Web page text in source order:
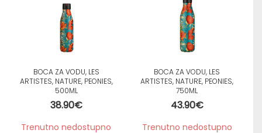
BOCA ZA VODU, LES
ARTISTES, NATURE, PEONIES,
500ML
38.90€
Trenutno nedostupno
BOCA ZA VODU, LES
ARTISTES, NATURE, PEONIES,
750ML
43.90€
Trenutno nedostupno